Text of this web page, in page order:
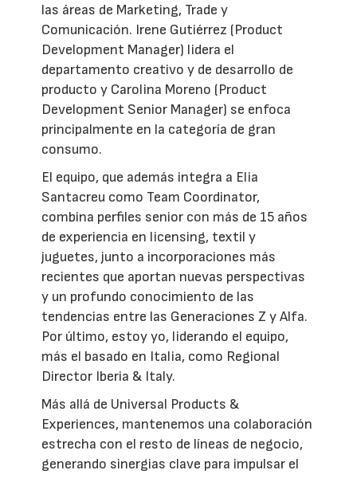
las áreas de Marketing, Trade y
Comunicación. Irene Gutiérrez (Product
Development Manager) lidera el
departamento creativo y de desarrollo de
producto y Carolina Moreno (Product
Development Senior Manager) se enfoca
principalmente en la categoría de gran
consumo.
El equipo, que además integra a Elia
Santacreu como Team Coordinator,
combina perfiles senior con más de 15 años
de experiencia en licensing, textil y
juguetes, junto a incorporaciones más
recientes que aportan nuevas perspectivas
y un profundo conocimiento de las
tendencias entre las Generaciones Z y Alfa.
Por último, estoy yo, liderando el equipo,
más el basado en Italia, como Regional
Director Iberia & Italy.
Más allá de Universal Products &
Experiences, mantenemos una colaboración
estrecha con el resto de líneas de negocio,
generando sinergias clave para impulsar el